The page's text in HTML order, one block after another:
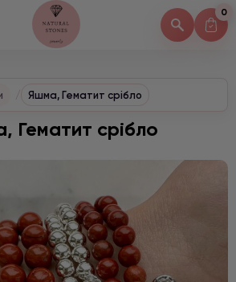
0
Яшма, Гематит срібло
Гематит срібло